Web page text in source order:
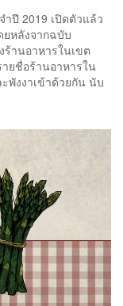
ปี 2019 เปิดตัวแล้ว
ยหลังจากฉบับ
ร้านอาหารในเขต
ยชื่อร้านอาหารใน
พังงาเข้าด้วยกัน นับ